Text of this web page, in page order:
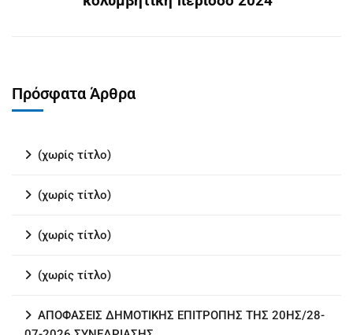
Πρόσφατα Άρθρα
(χωρίς τίτλο)
(χωρίς τίτλο)
(χωρίς τίτλο)
(χωρίς τίτλο)
ΑΠΟΦΑΣΕΙΣ ΔΗΜΟΤΙΚΗΣ ΕΠΙΤΡΟΠΗΣ ΤΗΣ 20ΗΣ/28-